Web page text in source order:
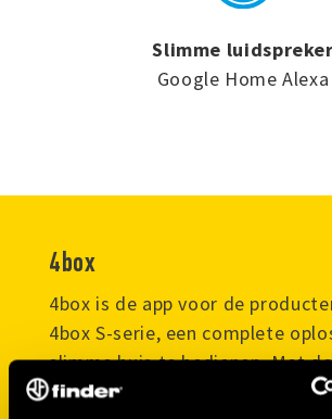
Slimme luidspreker
Google Home Alexa
4box
4box is de app voor de
4box S-serie, een complete
slimme huis te bedienen. Met
je apparaten configureren en